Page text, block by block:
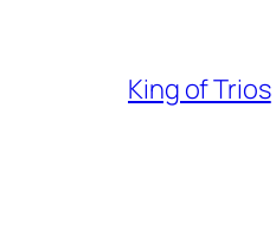
King of Trios